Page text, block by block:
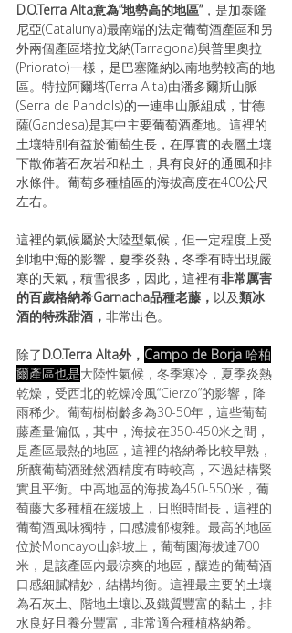
D.O.Terra Alta意為”地勢高的地區” ，是加泰隆
尼亞(Catalunya)最南端的法定葡萄酒產區和另
外兩個產區塔拉戈納(Tarragona)與普里奧拉
(Priorato)一樣，是巴塞隆納以南地勢較高的地
區。特拉阿爾塔(Terra Alta)由潘多爾斯山脈
(Serra de Pandols)的一連串山脈組成，甘德
薩(Gandesa)是其中主要葡萄酒產地。這裡的
土壤特別有益於葡萄生長，在厚實的表層土壤
下散佈著石灰岩和粘土，具有良好的通風和排
水條件。葡萄多種植區的海拔高度在400公尺
左右。
這裡的氣候屬於大陸型氣候，但一定程度上受
到地中海的影響，夏季炎熱，冬季有時出現嚴
寒的天氣，積雪很多，因此，這裡有非常厲害
的百歲格納希Garnacha品種老藤， 以及類冰
酒的特殊甜酒， 非常出色。
除了D.O.Terra Alta外， Campo de Borja 哈柏
爾產區也是大陸性氣候，冬季寒冷，夏季炎熱
乾燥，受西北的乾燥冷風“Cierzo”的影響，降
雨稀少。葡萄樹樹齡多為30-50年，這些葡萄
藤產量偏低，其中，海拔在350-450米之間，
是產區最熱的地區，這裡的格納希比較早熟，
所釀葡萄酒雖然酒精度有時較高，不過結構緊
實且平衡。中高地區的海拔為450-550米，葡
萄藤大多種植在緩坡上，日照時間長，這裡的
葡萄酒風味獨特，口感濃郁複雜。最高的地區
位於Moncayo山斜坡上，葡萄園海拔達700
米，是該產區內最涼爽的地區，釀造的葡萄酒
口感細膩精妙，結構均衡。這裡最主要的土壤
為石灰土、階地土壤以及鐵質豐富的黏土，排
水良好且養分豐富，非常適合種植格納希。